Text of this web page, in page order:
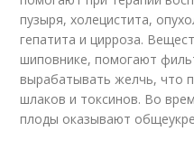
пузыря, холецистита,
гепатита и цирроза.
шиповнике, помогают
вырабатывать желчь, что
шлаков и токсинов. Во
плоды оказывают